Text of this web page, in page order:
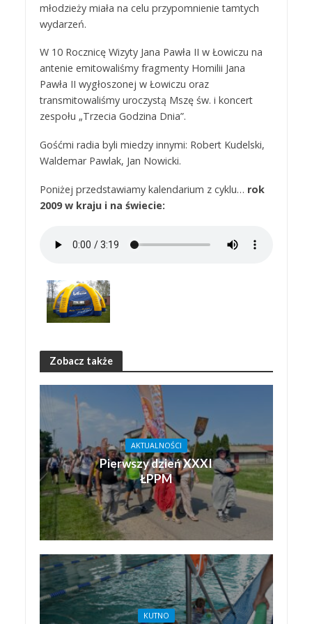
młodzieży miała na celu przypomnienie tamtych
wydarzeń.
W 10 Rocznicę Wizyty Jana Pawła II w Łowiczu na
antenie emitowaliśmy fragmenty Homilii Jana
Pawła II wygłoszonej w Łowiczu oraz
transmitowaliśmy uroczystą Mszę św. i koncert
zespołu „Trzecia Godzina Dnia”.
Gośćmi radia byli miedzy innymi: Robert Kudelski,
Waldemar Pawlak, Jan Nowicki.
Poniżej przedstawiamy kalendarium z cyklu… rok
2009 w kraju i na świecie:
Zobacz także
AKTUALNOŚCI
Pierwszy dzień XXXI
ŁPPM
KUTNO